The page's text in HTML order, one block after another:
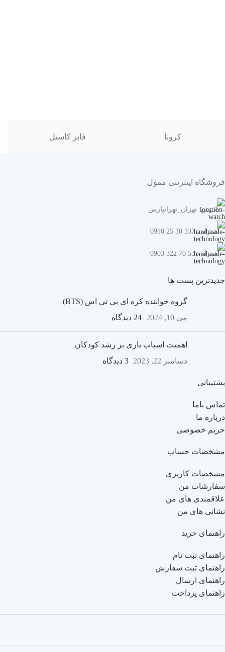
کرونا فابر کاستل
فروشگاه اینترنتی ممول
آدرس: تهران_تهرانپارس
همراه : 337 30 25 0910
همراه : 53 70 322 0903
جدیدترین پست ها
گروه خواننده کره ای بی تی اس (BTS)
می 10, 2024
24 دیدگاه
اهمیت اسباب بازی بر رشد کودکان
دسامبر 22, 2023
3 دیدگاه
پشتیبانی
تماس باما
درباره ما
حریم خصوصی
مشخصات حساب
مشخصات کاربری
سفارشات من
علاقمندی های من
نشانی های من
راهنمای خرید
راهنمای ثبت نام
راهنمای ثبت سفارش
راهنمای ارسال
راهنمای پرداخت